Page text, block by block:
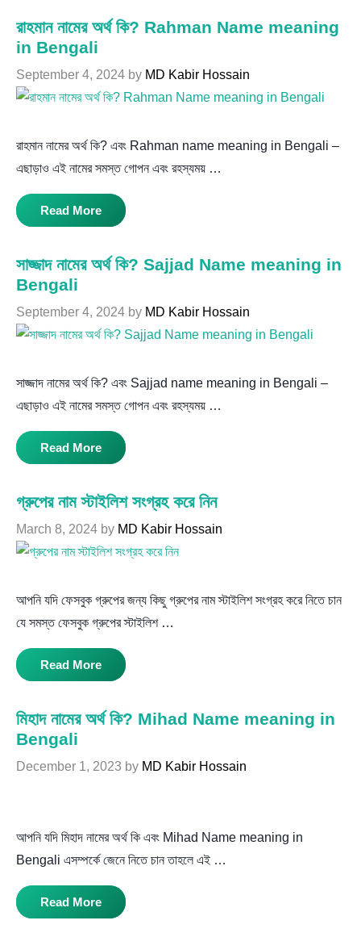
রাহমান নামের অর্থ কি? Rahman Name meaning
in Bengali
September 4, 2024 by MD Kabir Hossain
রাহমান নামের অর্থ কি? এবং Rahman name meaning in Bengali –
এছাড়াও এই নামের সমস্ত গোপন এবং রহস্যময় …
Read More
সাজ্জাদ নামের অর্থ কি? Sajjad Name meaning in
Bengali
September 4, 2024 by MD Kabir Hossain
সাজ্জাদ নামের অর্থ কি? এবং Sajjad name meaning in Bengali –
এছাড়াও এই নামের সমস্ত গোপন এবং রহস্যময় …
Read More
গ্রুপের নাম স্টাইলিশ সংগ্রহ করে নিন
March 8, 2024 by MD Kabir Hossain
আপনি যদি ফেসবুক গ্রুপের জন্য কিছু গ্রুপের নাম স্টাইলিশ সংগ্রহ করে নিতে চান
যে সমস্ত ফেসবুক গ্রুপের স্টাইলিশ …
Read More
মিহাদ নামের অর্থ কি? Mihad Name meaning in
Bengali
December 1, 2023 by MD Kabir Hossain
আপনি যদি মিহাদ নামের অর্থ কি এবং Mihad Name meaning in
Bengali এসম্পর্কে জেনে নিতে চান তাহলে এই …
Read More